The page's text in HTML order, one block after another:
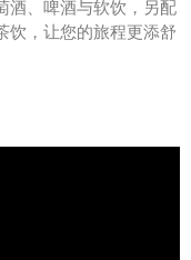
酒、啤酒与软饮，另配
饮，让您的旅程更添舒